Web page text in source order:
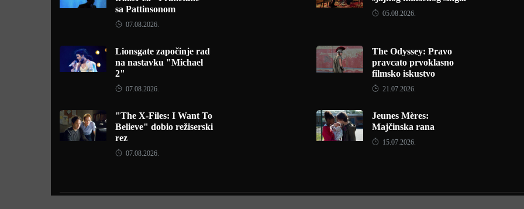
sa Pattinsonom
07.08.2026.
Lionsgate započinje rad
na nastavku "Michael
2"
07.08.2026.
"The X-Files: I Want To
Believe" dobio režiserski
rez
07.08.2026.
05.08.2026.
The Odyssey: Pravo
pravcato prvoklasno
filmsko iskustvo
21.07.2026.
Jeunes Mères:
Majčinska rana
15.07.2026.